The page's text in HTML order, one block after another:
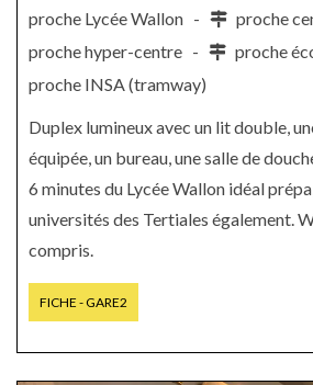
proche Lycée Wallon -
proche
proche hyper-centre -
proche
proche INSA (tramway)
Duplex lumineux avec un lit double,
équipée, un bureau, une salle de
6 minutes du Lycée Wallon idéal
universités des Tertiales également.
compris.
FICHE - GARE2